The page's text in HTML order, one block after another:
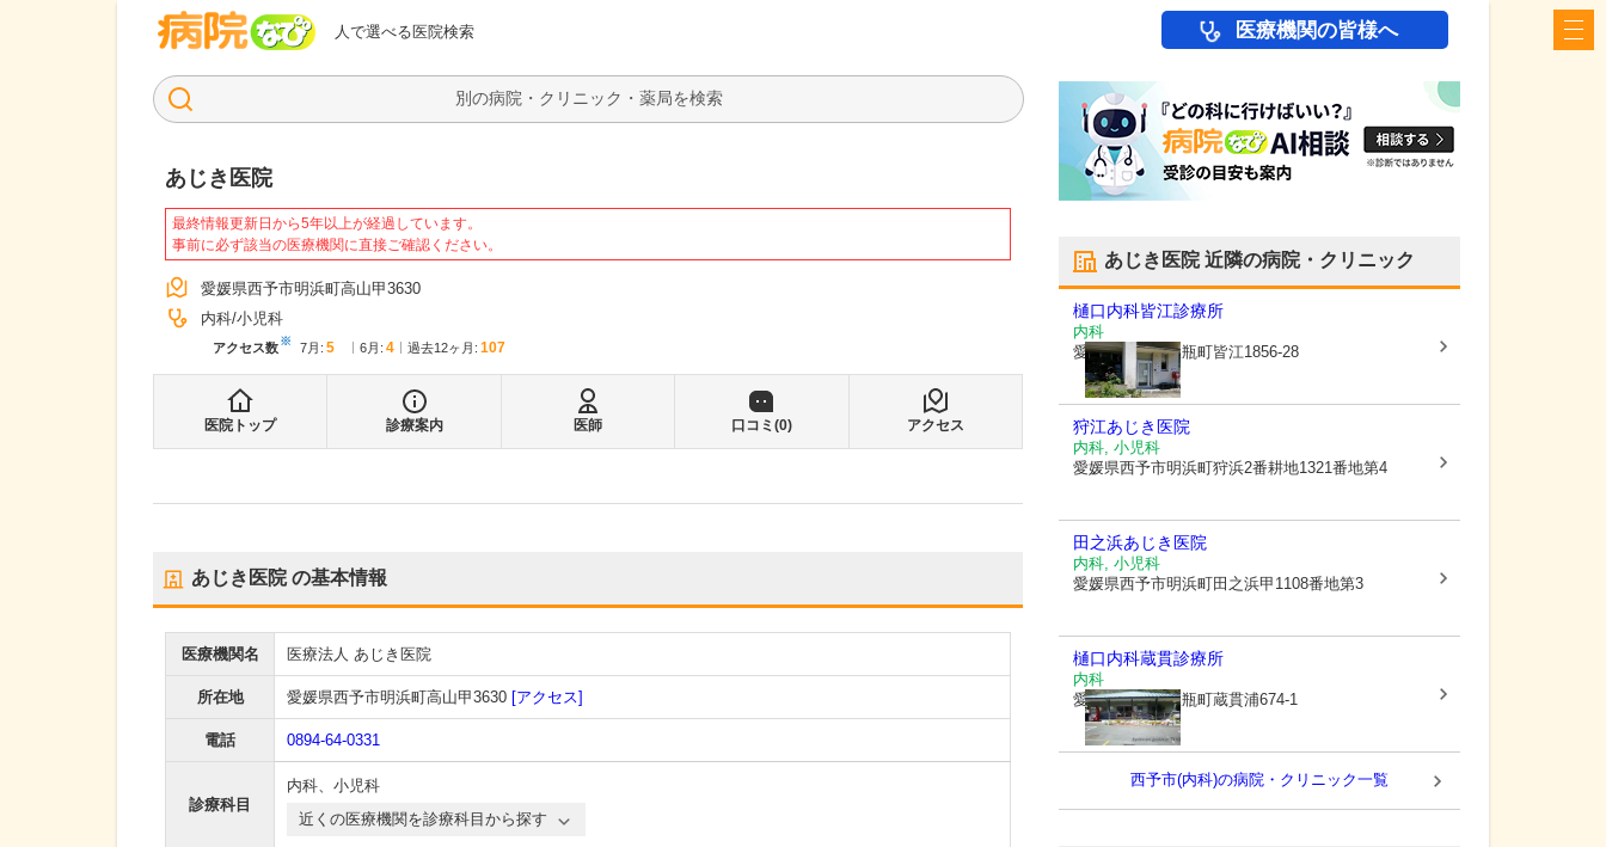
人で選べる医院検索
病院なび 医療機関の皆様へ
検索
あじき医院
最終情報更新日から5年以上が経過しています。
事前に必ず該当の医療機関に直接ご確認ください。
愛媛県西予市明浜町高山甲3630
内科 小児科
アクセス数※ 7月 : 5 6月 : 4 過去12ヶ月: 107
医院トップ 診療案内 医師 口コミ(0) アクセス
あじき医院の基本情報
医療機関名 医療法人 あじき医院
所在地 愛媛県西予市明浜町高山甲3630 [アクセス]
電話 0894-64-0331
診療科目
内科、 小児科
近くの医療機関を診療科目から探す
あじき医院近隣の病院・クリニック
樋口内科皆江診療所
内科
愛媛県西予市三瓶町皆江1856-28
狩江あじき医院
内科, 小児科
愛媛県西予市明浜町狩浜2番耕地1321番地第4
田之浜あじき医院
内科, 小児科
愛媛県西予市明浜町田之浜甲1108番地第3
樋口内科蔵貫診療所
内科
愛媛県西予市三瓶町蔵貫浦674-1
西予市(内科)の病院・クリニック一覧